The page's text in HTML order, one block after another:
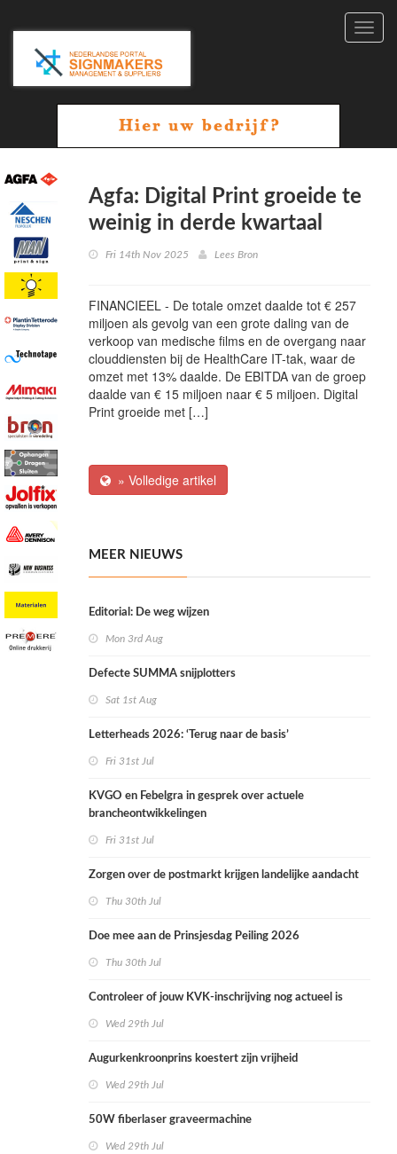
Agfa: Digital Print groeide te
weinig in derde kwartaal
Fri 14th Nov 2025 Lees Bron
FINANCIEEL - De totale omzet daalde tot € 257
miljoen als gevolg van een grote daling van de
verkoop van medische films en de overgang naar
clouddiensten bij de HealthCare IT-tak, waar de
omzet met 13% daalde. De EBITDA van de groep
daalde van € 15 miljoen naar € 5 miljoen. Digital
Print groeide met […]
» Volledige artikel
MEER NIEUWS
Editorial: De weg wijzen
Mon 3rd Aug
Defecte SUMMA snijplotters
Sat 1st Aug
Letterheads 2026: ‘Terug naar de basis’
Fri 31st Jul
KVGO en Febelgra in gesprek over actuele
brancheontwikkelingen
Fri 31st Jul
Zorgen over de postmarkt krijgen landelijke aandacht
Thu 30th Jul
Doe mee aan de Prinsjesdag Peiling 2026
Thu 30th Jul
Controleer of jouw KVK-inschrijving nog actueel is
Wed 29th Jul
Augurkenkroonprins koestert zijn vrijheid
Wed 29th Jul
50W fiberlaser graveermachine
Wed 29th Jul